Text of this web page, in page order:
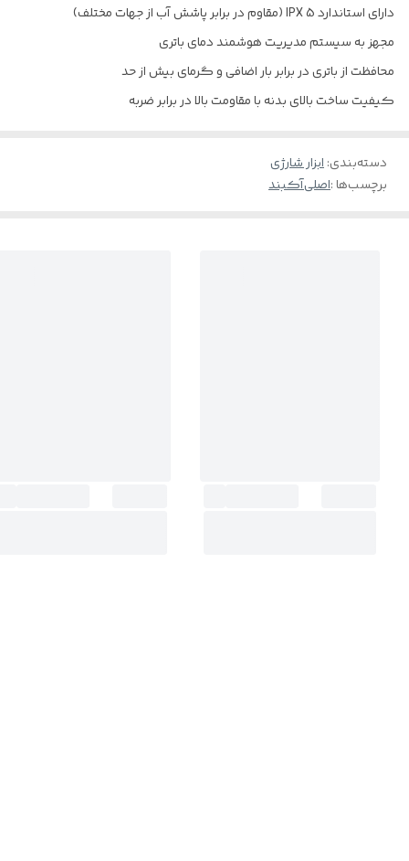
دارای استاندارد IPX 5 (مقاوم در برابر پاشش آب از جهات مختلف)
مجهز به سیستم مدیریت هوشمند دمای باتری
محافظت از باتری در برابر بار اضافی و گرمای بیش از حد
کیفیت ساخت بالای بدنه با مقاومت بالا در برابر ضربه
دسته‌بندی:ابزار شارژی
برچسب‌ها :اصلیآکبند